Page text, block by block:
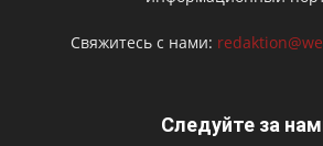
Свяжитесь с нами:
Следуйте за